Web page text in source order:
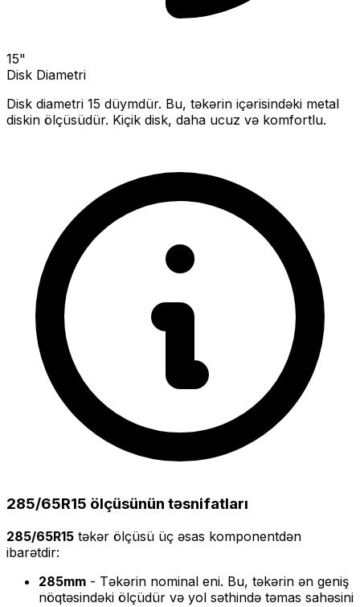
15"
Disk Diametri
Disk diametri 15 düymdür. Bu, təkərin içərisindəki metal
diskin ölçüsüdür. Kiçik disk, daha ucuz və komfortlu.
285/65R15 ölçüsünün təsnifatları
285/65R15 təkər ölçüsü üç əsas komponentdən
ibarətdir:
285mm - Təkərin nominal eni. Bu, təkərin ən geniş
nöqtəsindəki ölçüdür və yol səthində təmas sahəsini